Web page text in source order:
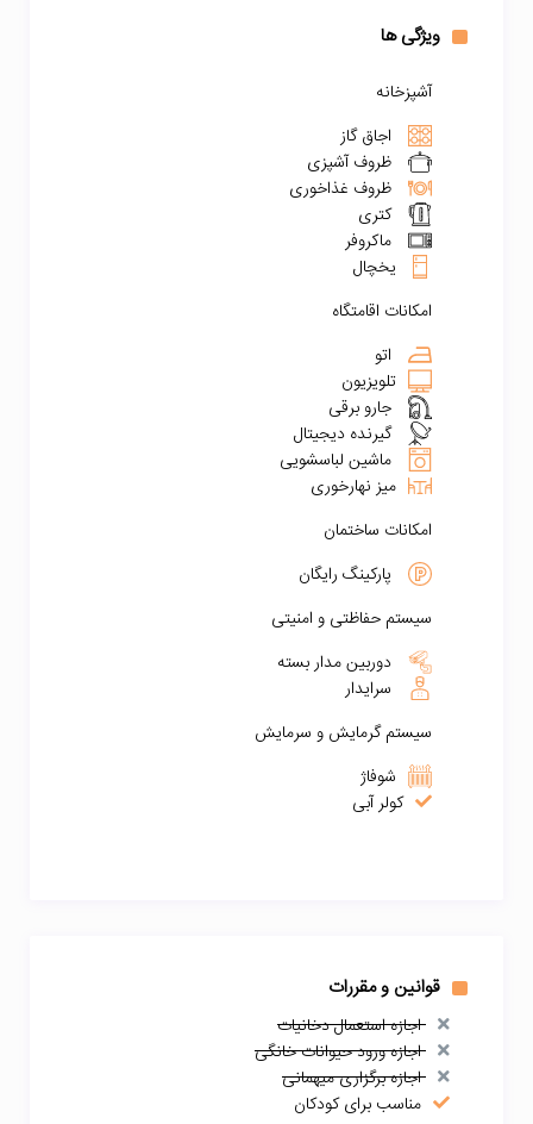
ویژگی ها
آشپزخانه
اجاق گاز
ظروف آشپزی
ظروف غذاخوری
کتری
ماکروفر
یخچال
امکانات اقامتگاه
اتو
تلویزیون
جارو برقی
گیرنده دیجیتال
ماشین لباسشویی
میز نهارخوری
امکانات ساختمان
پارکینگ رایگان
سیستم حفاظتی و امنیتی
دوربین مدار بسته
سرایدار
سیستم گرمایش و سرمایش
شوفاژ
کولر آبی
قوانین و مقررات
اجازه استعمال دخانیات
اجازه ورود حیوانات خانگی
اجازه برگزاری میهمانی
مناسب برای کودکان